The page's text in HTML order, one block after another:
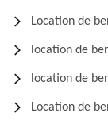
Location de
location de
location de
Location de